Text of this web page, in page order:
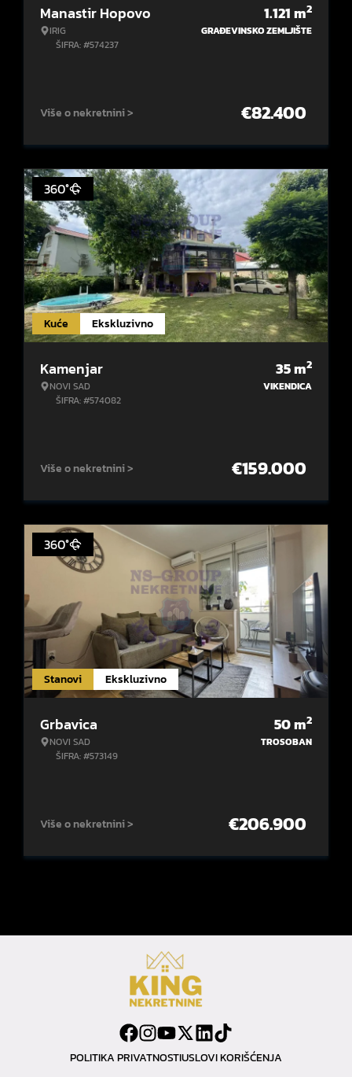
Manastir Hopovo
IRIG
ŠIFRA: #574237
1.121m2
GRAĐEVINSKO ZEMLJIŠTE
Više o nekretnini > €82.400
Kuće Ekskluzivno
360°
Kamenjar
NOVI SAD
ŠIFRA: #574082
35m2
VIKENDICA
Više o nekretnini > €159.000
Stanovi Ekskluzivno
360°
Grbavica
NOVI SAD
ŠIFRA: #573149
50m2
TROSOBAN
Više o nekretnini > €206.900
POLITIKA PRIVATNOSTIUSLOVI KORIŠĆENJA